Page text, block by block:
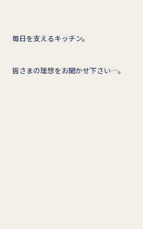
毎日を支えるキッチン。
皆さまの理想をお聞かせ下さい…。